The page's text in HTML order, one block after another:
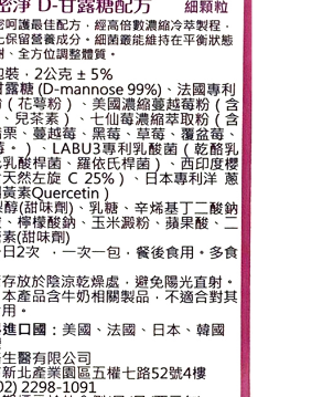
」】
商品之後才付款」的支付方式。 讓您購物簡單
不需綁卡、不需儲值。
簡訊認證，即可結帳。
務後，再付款。
帳流程】
先享後付」後，將跳轉至「AFTEE先享後付」
確認金額後，即可完成結帳。
收到繳費通知簡訊。
天內，點擊此簡訊中的連結，可透過四大超商／
式進行付款，方視為交易完成。
下不需立刻繳費，但若您需要取消訂單，請聯絡
同意取消之訂單仍視為有效，需透過AFTEE先享
先享後付 」之結帳頁面顯示為準，若有關於
消欲退款等相關疑問，請聯繫「AFTEE先享後付
support/home
含以上)免運費
含以上)免運費
含以上)免運費